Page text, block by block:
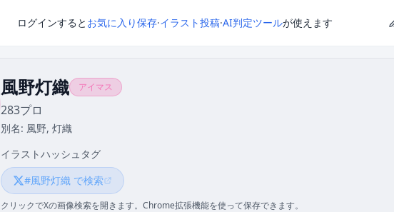
ログインすると お気に入り保存·イラスト投稿·AI判定ツールが使えます
風野灯織 アイマス
283プロ
別名: 風野, 灯織
イラストハッシュタグ
#風野灯織 で検索
クリックでXの画像検索を開きます。Chrome拡張機能を使って保存できます。